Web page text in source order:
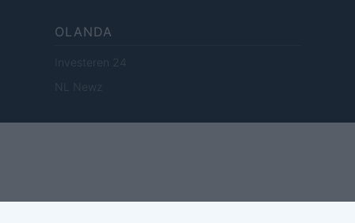
OLANDA
Investeren 24
NL Newz